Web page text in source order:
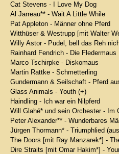
Cat Stevens - I Love My Dog
Al Jarreau** - Wait A Little While
Pat Appleton - Männer ohne Pferd
Witthüser & Westrupp [mit Walter
Willy Astor - Pudel, bell das Reh
Rainhard Fendrich - Die Fledermaus
Marco Tschirpke - Diskomaus
Martin Rattke - Schmetterling
Gundermann & Seilschaft - Pferd
Glass Animals - Youth (+)
Haindling - Ich war ein Nilpferd
Will Glahé* und sein Orchester - Im
Peter Alexander** - Wunderbares
Jürgen Thormann* - Triumphlied
The Doors [mit Ray Manzarek*] -
Dire Straits [mit Omar Hakim*] -